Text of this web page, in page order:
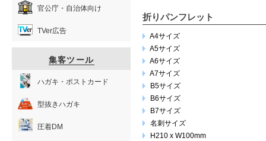
折りパンフレット
A4サイズ
A5サイズ
A6サイズ
A7サイズ
B5サイズ
B6サイズ
B7サイズ
名刺サイズ
H210 x W100mm
官公庁・自治体向け
TVer広告
集客ツール
ハガキ・ポストカード
型抜きハガキ
圧着DM